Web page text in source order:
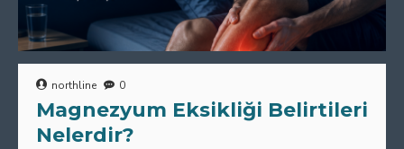
northline 0
Magnezyum Eksikliği Belirtileri
Nelerdir?